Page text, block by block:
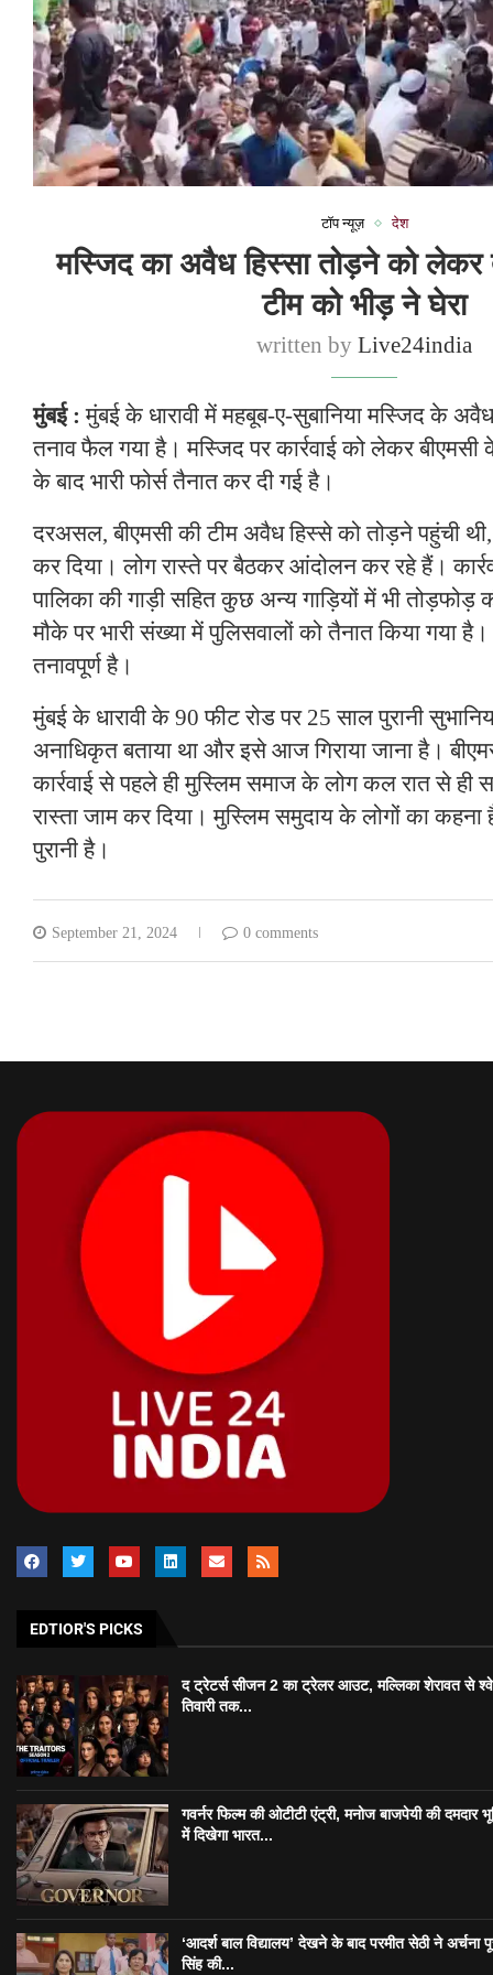
टॉप न्यूज़ देश
मस्जिद का अवैध हिस्सा तोड़ने को
टीम को भीड़ ने घेरा
written byLive24india
मुंबई :मुंबई के धारावी में महबूब-ए-सुबानिया मस्जिद के
तनाव फैल गया है। मस्जिद पर कार्रवाई को लेकर
के बाद भारी फोर्स तैनात कर दी गई है।
दरअसल, बीएमसी की टीम अवैध हिस्से को तोड़ने पहुंची
कर दिया। लोग रास्ते पर बैठकर आंदोलन कर रहे हैं।
पालिका की गाड़ी सहित कुछ अन्य गाड़ियों में भी
मौके पर भारी संख्या में पुलिसवालों को तैनात किया गया है।
तनावपूर्ण है।
मुंबई के धारावी के 90 फीट रोड पर 25 साल पुरानी
अनाधिकृत बताया था और इसे आज गिराया जाना है।
कार्रवाई से पहले ही मुस्लिम समाज के लोग कल रात से
रास्ता जाम कर दिया। मुस्लिम समुदाय के लोगों का
पुरानी है।
September 21, 2024 0 comments
EDTIOR'S PICKS
द ट्रेटर्स सीजन 2 का ट्रेलर आउट, मल्लिका शेरावत से
तिवारी तक...
गवर्नर फिल्म की ओटीटी एंट्री, मनोज बाजपेयी की दमदार
में दिखेगा भारत...
‘आदर्श बाल विद्यालय’ देखने के बाद परमीत सेठी ने अर्चना
सिंह की...